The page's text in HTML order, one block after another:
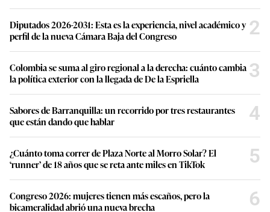
Diputados 2026-2031: Esta es la experiencia, nivel académico y
perfil de la nueva Cámara Baja del Congreso
2
Colombia se suma al giro regional a la derecha: cuánto cambia
la política exterior con la llegada de De la Espriella
3
Sabores de Barranquilla: un recorrido por tres restaurantes
que están dando que hablar
4
¿Cuánto toma correr de Plaza Norte al Morro Solar? El
‘runner’ de 18 años que se reta ante miles en TikTok
5
Congreso 2026: mujeres tienen más escaños, pero la
bicameralidad abrió una nueva brecha
6